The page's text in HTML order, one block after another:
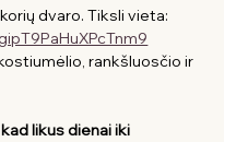
dvaro. Tiksli vieta:
rankšluosčio ir
likus dienai iki